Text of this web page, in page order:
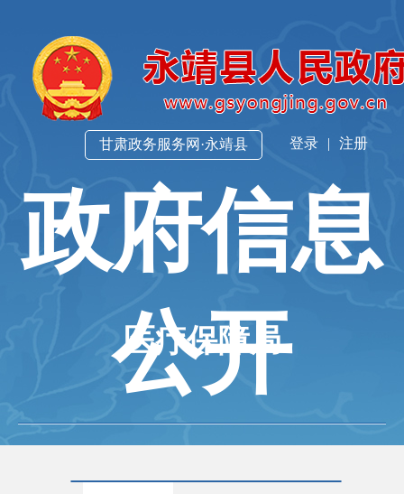
登录 | 注册
甘肃政务服务网·永靖县
政府信息
公开
医疗保障局